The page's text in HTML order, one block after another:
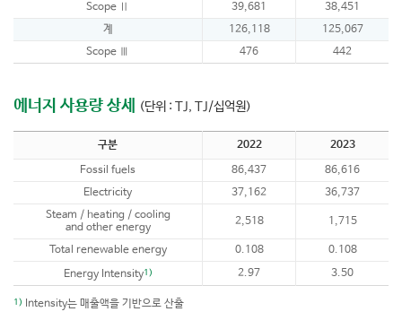
Scope Ⅱ
39,681
38,451
계
126,118
125,067
Scope Ⅲ
476 442
에너지 사용량 상세 (단위 : TJ, TJ/십억원)
구분 2022
2023
Fossil fuels
86,437
86,616
Electricity
37,162
36,737
Steam / heating / cooling
and other energy
2,518 1,715
Total renewable energy 0.108
0.108
Energy Intensity1) 2.97 3.50
1) Intensity는 매출액을 기반으로 산출